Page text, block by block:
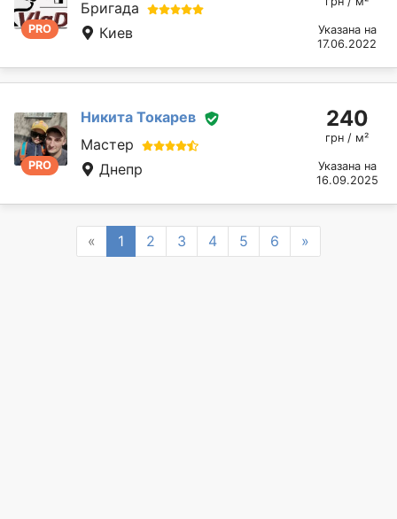
PRO
Бригада
Киев
Указана на
17.06.2022
PRO
Никита Токарев
Мастер
Днепр
240
грн / м²
Указана на
16.09.2025
« Previous
1 2 3 4 5 6 »